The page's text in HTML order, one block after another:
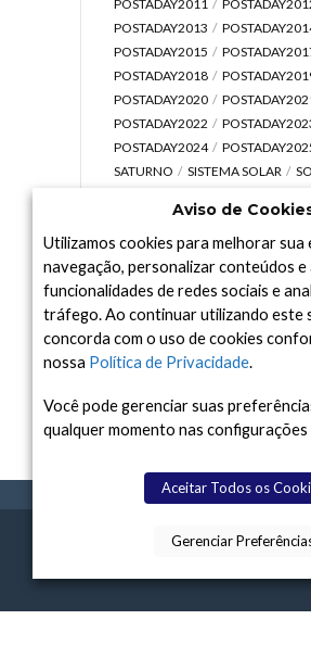
POSTADAY2011
POSTADAY2013
POSTADAY2015
POSTADAY2018
POSTADAY2020
POSTADAY2022
POSTADAY2024
SATURNO
SISTEMA SOLAR
UNIVERSO
VÍDEO
Arquivo
Arquivo
TERMOS CONTATO
Aviso de
Utilizamos cookies para melhorar sua
navegação, personalizar conteúdos
funcionalidades de redes sociais e
tráfego. Ao continuar utilizando este
concorda com o uso de cookies
nossa Política de Privacidade.
Você pode gerenciar suas
qualquer momento nas
Aceitar Todos os
Gerenciar